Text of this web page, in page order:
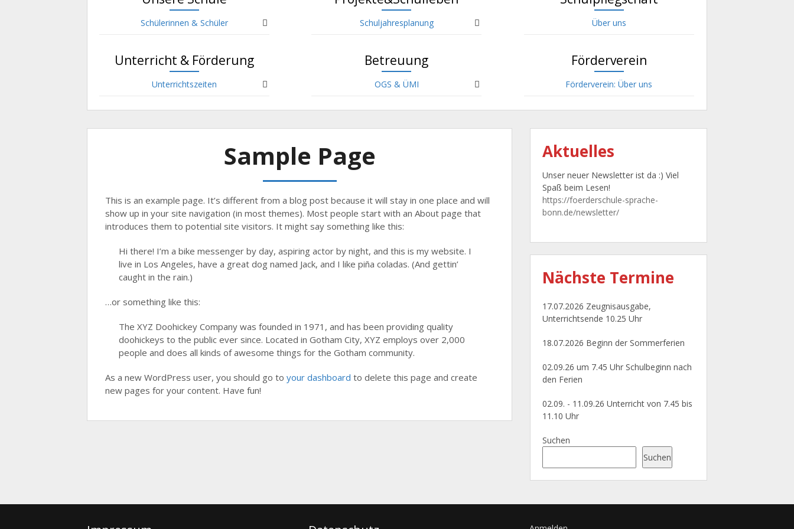
Schülerinnen & Schüler
Unterricht & Förderung
Unterrichtszeiten
Schuljahresplanung
Betreuung
OGS & ÜMI
Über uns
Förderverein
Förderverein: Über uns
Sample Page
This is an example page. It’s different from a blog post because it will stay in one place and will
show up in your site navigation (in most themes). Most people start with an About page that
introduces them to potential site visitors. It might say something like this:
Hi there! I’m a bike messenger by day, aspiring actor by night, and this is my website. I
live in Los Angeles, have a great dog named Jack, and I like piña coladas. (And gettin’
caught in the rain.)
…or something like this:
The XYZ Doohickey Company was founded in 1971, and has been providing quality
doohickeys to the public ever since. Located in Gotham City, XYZ employs over 2,000
people and does all kinds of awesome things for the Gotham community.
As a new WordPress user, you should go to your dashboard to delete this page and create
new pages for your content. Have fun!
Aktuelles
Unser neuer Newsletter ist da :) Viel
Spaß beim Lesen!
https://foerderschule-sprache-
bonn.de/newsletter/
Nächste Termine
17.07.2026 Zeugnisausgabe,
Unterrichtsende 10.25 Uhr
18.07.2026 Beginn der Sommerferien
02.09.26 um 7.45 Uhr Schulbeginn nach
den Ferien
02.09. - 11.09.26 Unterricht von 7.45 bis
11.10 Uhr
Suchen
Suchen